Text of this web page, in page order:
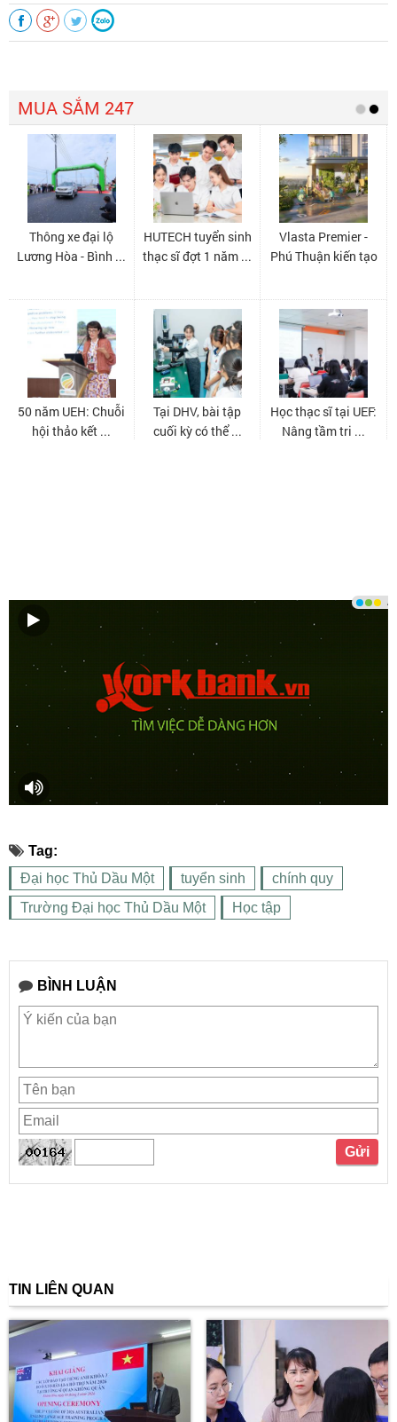
Tag:
Đại học Thủ Dầu Một
tuyển sinh
chính quy
Trường Đại học Thủ Dầu Một
Học tập
BÌNH LUẬN
TIN LIÊN QUAN